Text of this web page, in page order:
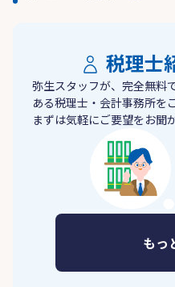
税理士
弥生スタッフが、完全無料
ある税理士・会計事務所を
まずは気軽にご要望をお聞
もっ